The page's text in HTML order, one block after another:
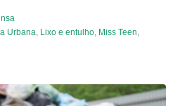
Urbana Lixo e entulho, Miss Teen